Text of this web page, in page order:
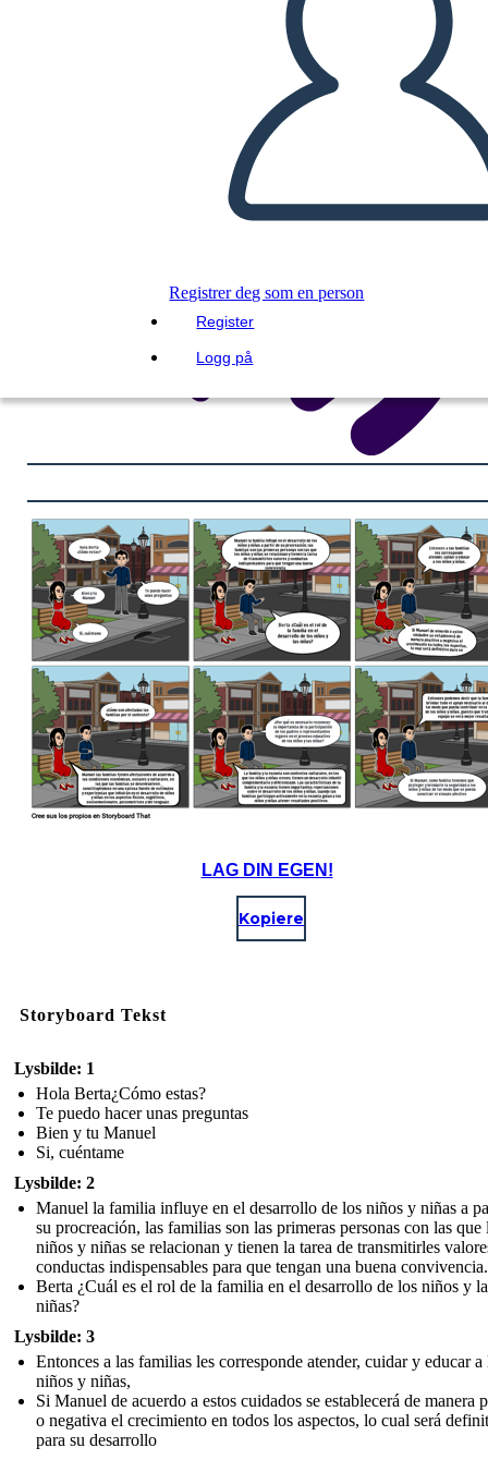
Registrer deg som en person
Register
Logg på
LES FOR MEG
LAG DIN EGEN!
Kopiere
Storyboard Tekst
Lysbilde: 1
Hola Berta¿Cómo estas?
Te puedo hacer unas preguntas
Bien y tu Manuel
Si, cuéntame
Lysbilde: 2
Manuel la familia influye en el desarrollo de los niños y niñas a
su procreación, las familias son las primeras personas con las que
niños y niñas se relacionan y tienen la tarea de transmitirles
conductas indispensables para que tengan una buena convivencia.
Berta ¿Cuál es el rol de la familia en el desarrollo de los niños y
niñas?
Lysbilde: 3
Entonces a las familias les corresponde atender, cuidar y educar a
niños y niñas,
Si Manuel de acuerdo a estos cuidados se establecerá de manera
o negativa el crecimiento en todos los aspectos, lo cual será
para su desarrollo